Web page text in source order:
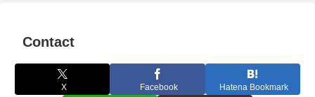
Contact
X Facebook Hatena Bookmark